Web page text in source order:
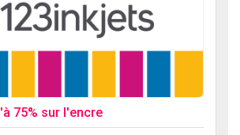
75% sur l'encre